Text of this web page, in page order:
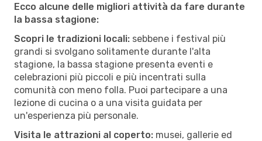
Ecco alcune delle migliori attività da fare durante
la bassa stagione:
Scopri le tradizioni locali: sebbene i festival più
grandi si svolgano solitamente durante l'alta
stagione, la bassa stagione presenta eventi e
celebrazioni più piccoli e più incentrati sulla
comunità con meno folla. Puoi partecipare a una
lezione di cucina o a una visita guidata per
un'esperienza più personale.
Visita le attrazioni al coperto: musei, gallerie ed